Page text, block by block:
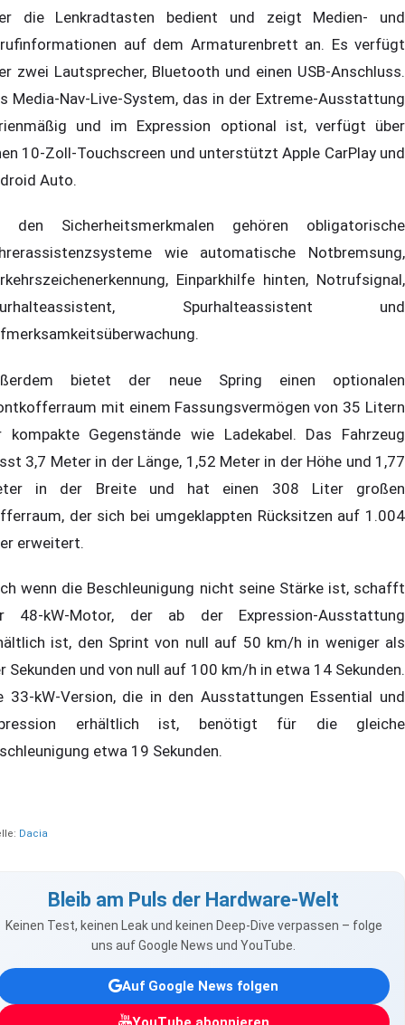
die Lenkradtasten bedient und zeigt Medien- und
auf dem Armaturenbrett an. Es verfügt
zwei Lautsprecher, Bluetooth und einen USB-Anschluss.
Media-Nav-Live-System, das in der Extreme-Ausstattung
und im Expression optional ist, verfügt über
10-Zoll-Touchscreen und unterstützt Apple CarPlay und
Auto.
den Sicherheitsmerkmalen gehören obligatorische
wie automatische Notbremsung,
Einparkhilfe hinten, Notrufsignal,
Spurhalteassistent und
bietet der neue Spring einen optionalen
mit einem Fassungsvermögen von 35 Litern
kompakte Gegenstände wie Ladekabel. Das Fahrzeug
3,7 Meter in der Länge, 1,52 Meter in der Höhe und 1,77
in der Breite und hat einen 308 Liter großen
der sich bei umgeklappten Rücksitzen auf 1.004
erweitert.
wenn die Beschleunigung nicht seine Stärke ist, schafft
48-kW-Motor, der ab der Expression-Ausstattung
ist, den Sprint von null auf 50 km/h in weniger als
Sekunden und von null auf 100 km/h in etwa 14 Sekunden.
33-kW-Version, die in den Ausstattungen Essential und
erhältlich ist, benötigt für die gleiche
etwa 19 Sekunden.
Dacia
Bleib am Puls der Hardware-Welt
Keinen Test, keinen Leak und keinen Deep-Dive verpassen – folge
uns auf Google News und YouTube.
Auf Google News folgen